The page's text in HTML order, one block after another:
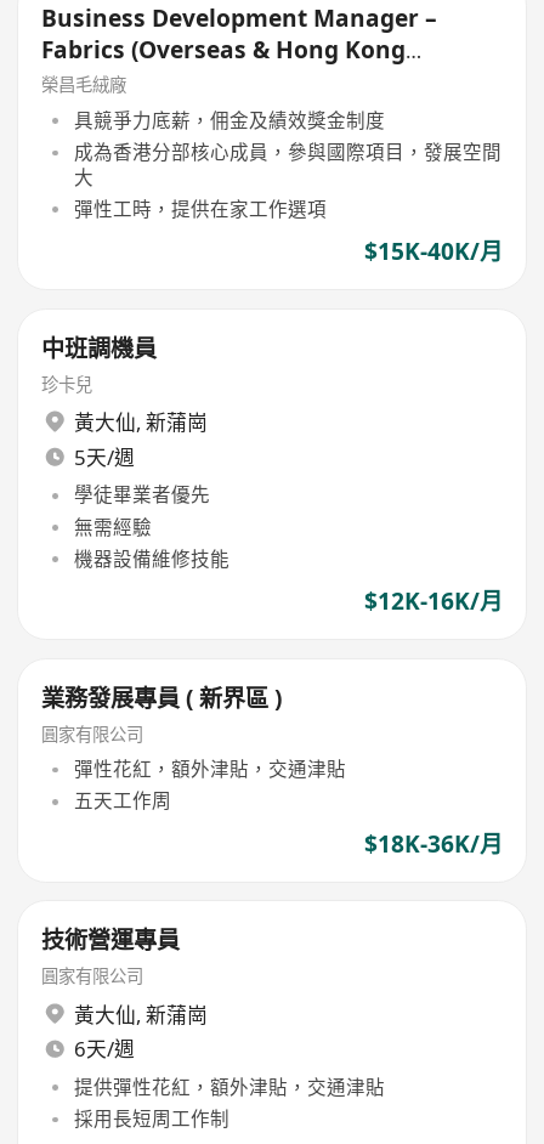
Business Development Manager –
Fabrics (Overseas & Hong Kong
Markets
榮昌毛絨廠
具競爭力底薪，佣金及績效獎金制度
成為香港分部核心成員，參與國際項目，發展空間
大
彈性工時，提供在家工作選項
$15K-40K/月
中班調機員
珍卡兒
黃大仙, 新蒲崗
5天/週
學徒畢業者優先
無需經驗
機器設備維修技能
$12K-16K/月
業務發展專員 ( 新界區 )
圓家有限公司
彈性花紅，額外津貼，交通津貼
五天工作周
$18K-36K/月
技術營運專員
圓家有限公司
黃大仙, 新蒲崗
6天/週
提供彈性花紅，額外津貼，交通津貼
採用長短周工作制